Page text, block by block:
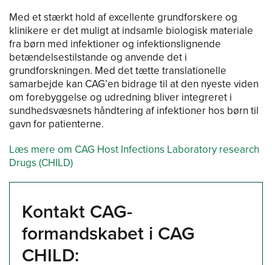
Med et stærkt hold af excellente grundforskere og
klinikere er det muligt at indsamle biologisk materiale
fra børn med infektioner og infektionslignende
betændelsestilstande og anvende det i
grundforskningen. Med det tætte translationelle
samarbejde kan CAG’en bidrage til at den nyeste viden
om forebyggelse og udredning bliver integreret i
sundhedsvæsnets håndtering af infektioner hos børn til
gavn for patienterne.
Læs mere om CAG Host Infections Laboratory research
Drugs (CHILD)
Kontakt CAG-
formandskabet i CAG
CHILD: